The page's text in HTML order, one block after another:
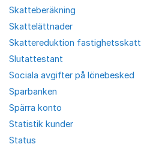
Skatteberäkning
Skattelättnader
Skattereduktion fastighetsskatt
Slutattestant
Sociala avgifter på lönebesked
Sparbanken
Spärra konto
Statistik kunder
Status